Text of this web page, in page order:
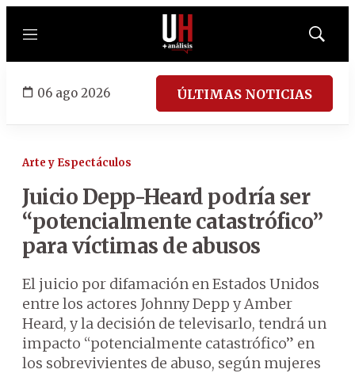
Menú
Mostrar
06 ago 2026 ÚLTIMAS NOTICIAS
Arte y Espectáculos
Juicio Depp-Heard podría ser
“potencialmente catastrófico”
para víctimas de abusos
El juicio por difamación en Estados Unidos
entre los actores Johnny Depp y Amber
Heard, y la decisión de televisarlo, tendrá un
impacto “potencialmente catastrófico” en
los sobrevivientes de abuso, según mujeres